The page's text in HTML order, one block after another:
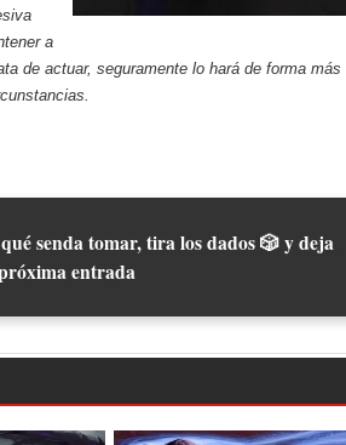
a
de actuar, seguramente lo hará de forma más
senda tomar, tira los dados 🎲 y deja
entrada